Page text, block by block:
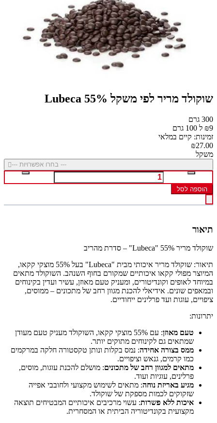
שוקולד מריר לפי משקל 55% Lubeca
300 גרם
₪9 ל 100 גרם
זמינות: קיים במלאי
₪27.00
משקל
--- בחרו אפשרויות ---
הוספה לסל
תיאור
שוקולד מריר 55% "Lubeca" – סדרת מהריב
תיאור: שוקולד מריר איכותי מבית "Lubeca" בעל 55% מוצקי קקאו,
המיוצר מפולי קקאו איכותיים שמקורם בחוף השנהב. השוקולד מתאים
במיוחד לאופים וקונדיטורים, ומעניק טעם מאוזן, עשיר ועדין בקינוחים
ובמאפים שונים. אידיאלי להכנת מגוון רחב של מתכונים – ממוסים,
ציפויים, עוגות ועד פרלינים ייחודיים.
יתרונות:
טעם מאוזן
: עם 55% מוצקי קקאו, השוקולד מעניק טעם מעודן
שמתאים גם לקינוחים מתוקים יותר.
ממס בצורה אחידה: נמס בקלות ונותן טקסטורה חלקה במרקמים
כמו קרמים, גנאש וציפויים.
מתאים למגוון רחב של מתכונים: מושלם להכנת עוגות, מוסים,
פרלינים, עוגיות ועוד.
מגיע באריזת נוחה: מתאים לשימוש מקצועי ולחובבי אפייה
שזקוקים לכמות מספקת של שוקולד.
איכות ללא פשרות: עשוי מרכיבים איכותיים המבטיחים תוצאה
מקצועית בקונדיטוריה הביתית או המסחרית.